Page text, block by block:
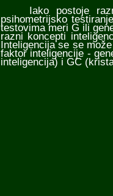
Iako postoje razni
psihometrijsko
testovima meri G ili
razni koncepti
Inteligencija se se
faktor inteligencije -
inteligencija) i GC